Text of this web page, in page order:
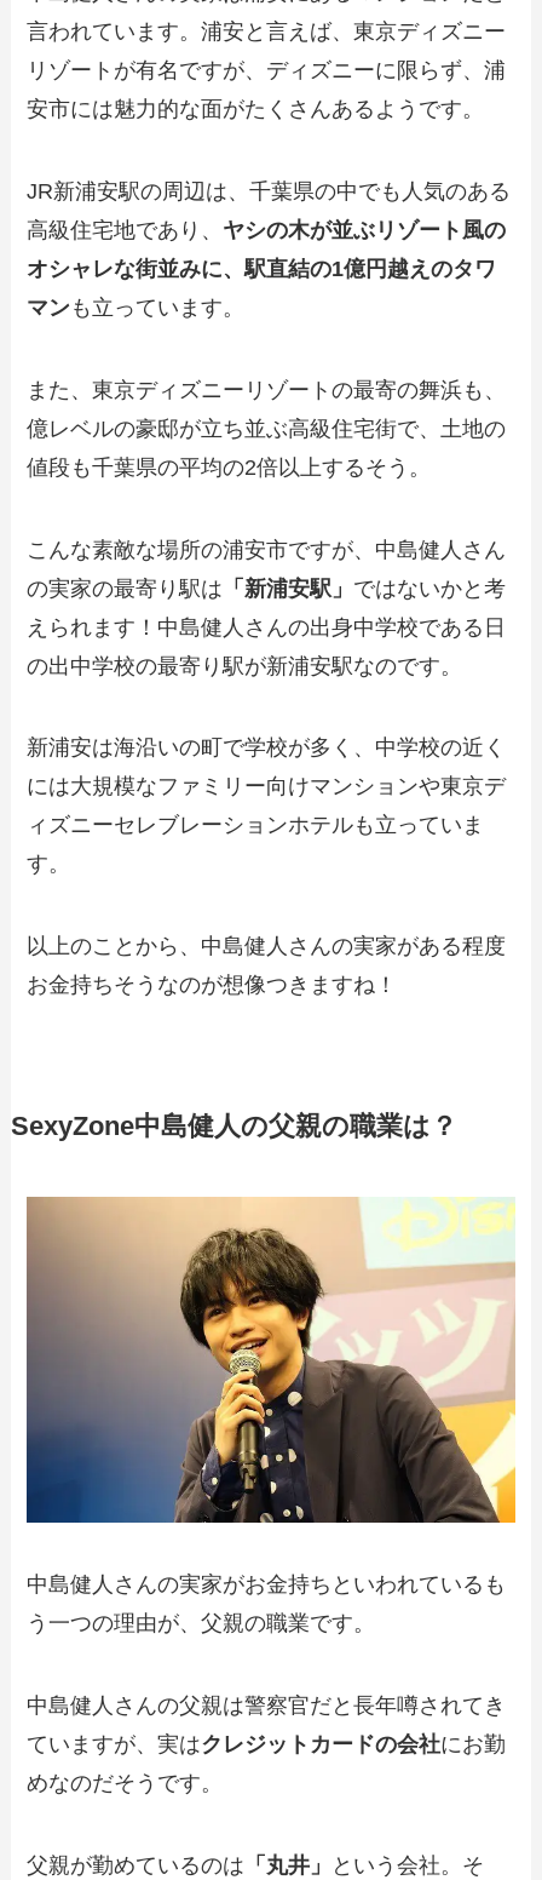
言われています。浦安と言えば、東京ディズニー
リゾートが有名ですが、ディズニーに限らず、浦
安市には魅力的な面がたくさんあるようです。
JR新浦安駅の周辺は、千葉県の中でも人気のある
高級住宅地であり、 ヤシの木が並ぶリゾート風の
オシャレな街並みに、駅直結の1億円越えのタワ
マンも立っています。
また、東京ディズニーリゾートの最寄の舞浜も、
億レベルの豪邸が立ち並ぶ高級住宅街で、土地の
値段も千葉県の平均の2倍以上するそう。
こんな素敵な場所の浦安市ですが、中島健人さん
の実家の最寄り駅は 「新浦安駅」 ではないかと考
えられます！中島健人さんの出身中学校である日
の出中学校の最寄り駅が新浦安駅なのです。
新浦安は海沿いの町で学校が多く、中学校の近く
には大規模なファミリー向けマンションや東京デ
ィズニーセレブレーションホテルも立っていま
す。
以上のことから、中島健人さんの実家がある程度
お金持ちそうなのが想像つきますね！
SexyZone中島健人の父親の職業は？
中島健人さんの実家がお金持ちといわれているも
う一つの理由が、父親の職業です。
中島健人さんの父親は警察官だと長年噂されてき
ていますが、実はクレジットカードの会社にお勤
めなのだそうです。
父親が勤めているのは 「丸井」
という会社。そ